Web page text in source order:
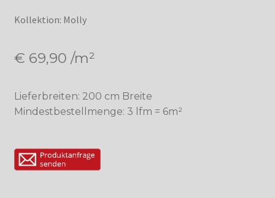
Kollektion: Molly
€ 69,90 /m²
Lieferbreiten: 200 cm Breite
Mindestbestellmenge: 3 lfm = 6m²